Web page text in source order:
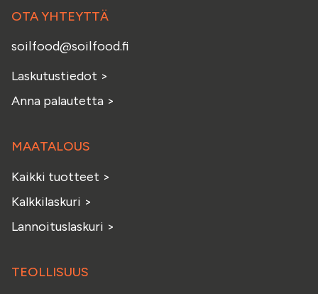
OTA YHTEYTTÄ
soilfood@soilfood.fi
Laskutustiedot >
Anna palautetta >
MAATALOUS
Kaikki tuotteet >
Kalkkilaskuri >
Lannoituslaskuri >
TEOLLISUUS